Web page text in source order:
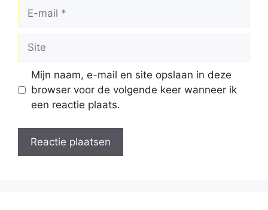
Site
Mijn naam, e-mail en site opslaan in deze
browser voor de volgende keer wanneer ik
een reactie plaats.